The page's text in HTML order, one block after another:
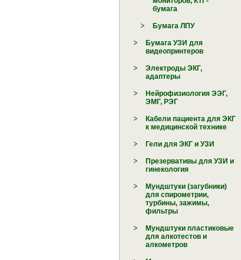
бумага
Бумага ЛПУ
Бумага УЗИ для
видеопринтеров
Электроды ЭКГ,
адаптеры
Нейрофизиология ЭЭГ,
ЭМГ, РЭГ
Кабели пациента для ЭКГ
к медицинской технике
Гели для ЭКГ и УЗИ
Презервативы для УЗИ и
гинекология
Мундштуки (загубники)
для спирометрии,
турбины, зажимы,
фильтры
Мундштуки пластиковые
для алкотестов и
алкометров